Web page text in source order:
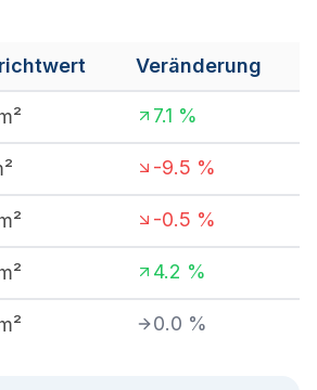
Veränderung
7.1 %
-9.5 %
-0.5 %
4.2 %
0.0 %